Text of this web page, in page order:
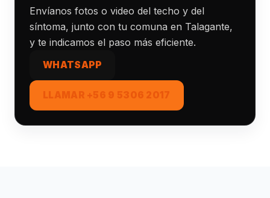
Envíanos fotos o video del techo y del
síntoma, junto con tu comuna en Talagante,
y te indicamos el paso más eficiente.
WHATSAPP
LLAMAR +56 9 5306 2017